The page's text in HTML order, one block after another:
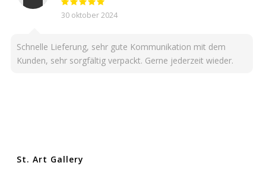
30 oktober 2024
Schnelle Lieferung, sehr gute Kommunikation mit dem
Kunden, sehr sorgfältig verpackt. Gerne jederzeit wieder.
St. Art Gallery